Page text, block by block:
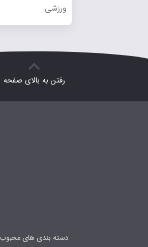
ورزشی
رفتن به بالای صفحه
دسته بندی های محبوب